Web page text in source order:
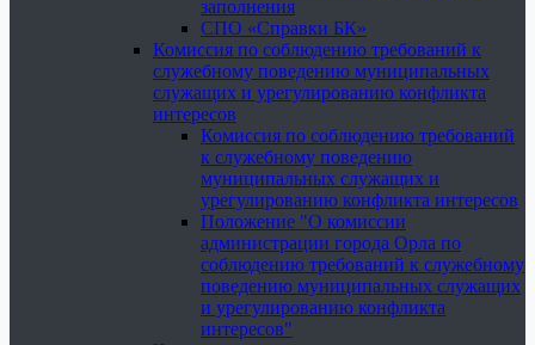
заполнения
СПО «Справки БК»
Комиссия по соблюдению требований к
служебному поведению муниципальных
служащих и урегулированию конфликта
интересов
Комиссия по соблюдению требований
к служебному поведению
муниципальных служащих и
урегулированию конфликта интересов
Положение "О комиссии
администрации города Орла по
соблюдению требований к служебному
поведению муниципальных служащих
и урегулированию конфликта
интересов"